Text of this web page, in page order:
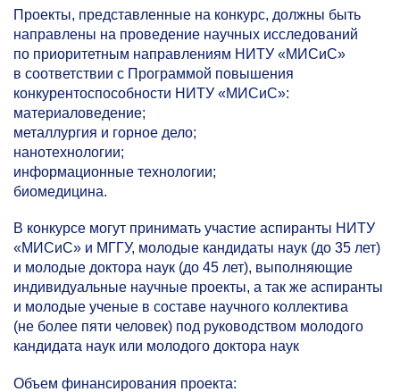
Проекты, представленные на конкурс, должны быть
направлены на проведение научных исследований
по приоритетным направлениям НИТУ «МИСиС»
в соответствии с Программой повышения
конкурентоспособности НИТУ «МИСиС»:
материаловедение;
металлургия и горное дело;
нанотехнологии;
информационные технологии;
биомедицина.
В конкурсе могут принимать участие аспиранты НИТУ
«МИСиС» и МГГУ, молодые кандидаты наук (до 35 лет)
и молодые доктора наук (до 45 лет), выполняющие
индивидуальные научные проекты, а так же аспиранты
и молодые ученые в составе научного коллектива
(не более пяти человек) под руководством молодого
кандидата наук или молодого доктора наук
Объем финансирования проекта: